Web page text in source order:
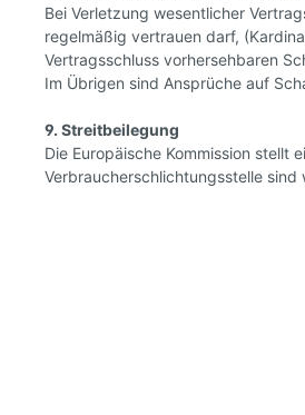
Bei Verletzung wesentlicher
regelmäßig vertrauen darf,
Vertragsschluss vorhersehbaren
Im Übrigen sind Ansprüche auf
9. Streitbeilegung
Die Europäische Kommission stellt
Verbraucherschlichtungsstelle